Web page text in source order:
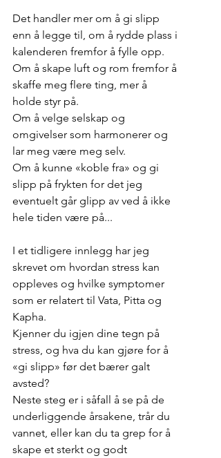
Det handler mer om å gi slipp
enn å legge til, om å rydde plass i
kalenderen fremfor å fylle opp.
Om å skape luft og rom fremfor å
skaffe meg flere ting, mer å
holde styr på.
Om å velge selskap og
omgivelser som harmonerer og
lar meg være meg selv.
Om å kunne «koble fra» og gi
slipp på frykten for det jeg
eventuelt går glipp av ved å ikke
hele tiden være på...
I et tidligere innlegg har jeg
skrevet om hvordan stress kan
oppleves og hvilke symptomer
som er relatert til Vata, Pitta og
Kapha.
Kjenner du igjen dine tegn på
stress, og hva du kan gjøre for å
«gi slipp» før det bærer galt
avsted?
Neste steg er i såfall å se på de
underliggende årsakene, trår du
vannet, eller kan du ta grep for å
skape et sterkt og godt